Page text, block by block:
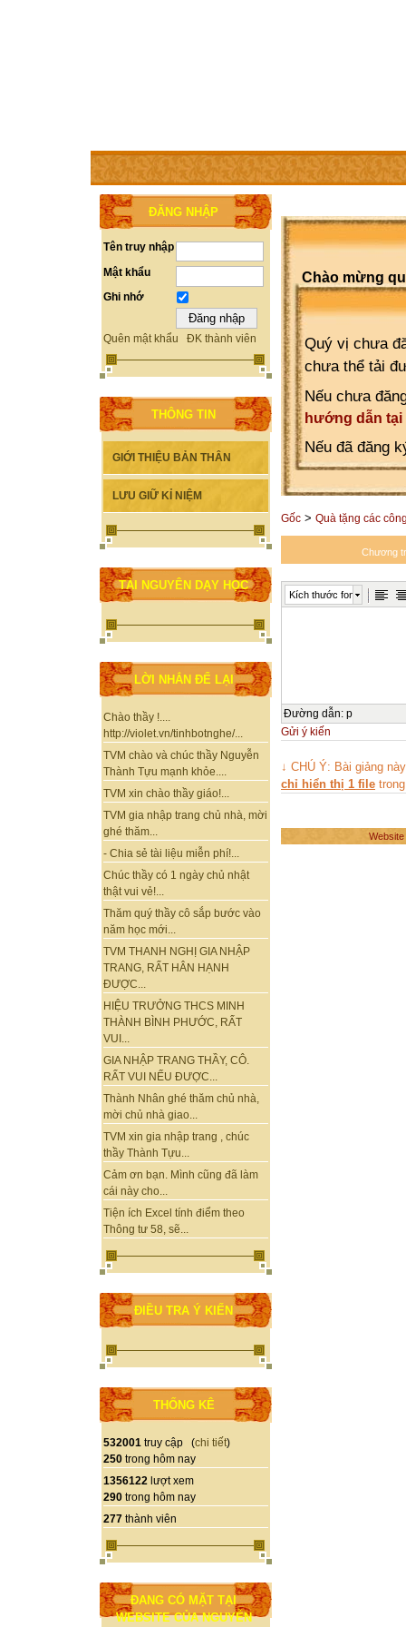
TRANG CHỦ THÀNH VIÊN TRỢ GIÚP WEBSITE
ĐĂNG NHẬP
Tên truy nhập
Mật khẩu
Ghi nhớ
Quên mật khẩu ĐK thành viên
THÔNG TIN
GIỚI THIỆU BẢN THÂN
LƯU GIỮ KỈ NIỆM
TÀI NGUYÊN DẠY HỌC
LỜI NHẮN ĐỂ LẠI
Chào thầy !....
http://violet.vn/tinhbotnghe/...
TVM chào và chúc thầy Nguyễn
Thành Tựu mạnh khỏe....
TVM xin chào thầy giáo!...
TVM gia nhập trang chủ nhà, mời
ghé thăm...
- Chia sẻ tài liệu miễn phí!...
Chúc thầy có 1 ngày chủ nhật
thật vui vẻ!...
Thăm quý thầy cô sắp bước vào
năm học mới...
TVM THANH NGHỊ GIA NHẬP
TRANG, RẤT HÂN HẠNH
ĐƯỢC...
HIỆU TRƯỞNG THCS MINH
THÀNH BÌNH PHƯỚC, RẤT
VUI...
GIA NHẬP TRANG THẦY, CÔ.
RẤT VUI NẾU ĐƯỢC...
Thành Nhân ghé thăm chủ nhà,
mời chủ nhà giao...
TVM xin gia nhập trang , chúc
thầy Thành Tựu...
Cảm ơn bạn. Mình cũng đã làm
cái này cho...
Tiện ích Excel tính điểm theo
Thông tư 58, sẽ...
ĐIỀU TRA Ý KIẾN
THỐNG KÊ
532001 truy cập (chi tiết)
250 trong hôm nay
1356122 lượt xem
290 trong hôm nay
277 thành viên
ĐANG CÓ MẶT TẠI
WEBSITE CỦA NGUYỄN
Chào mừng
Quý vị chưa
chưa thể tải
Nếu chưa
hướng dẫn tại
Nếu đã đăng
Gốc > Quà tặng các
Chương
Kích thước font
Đường dẫn: p
Gửi ý kiến
↓ CHÚ Ý: Bài giảng
chỉ hiển thị 1 file